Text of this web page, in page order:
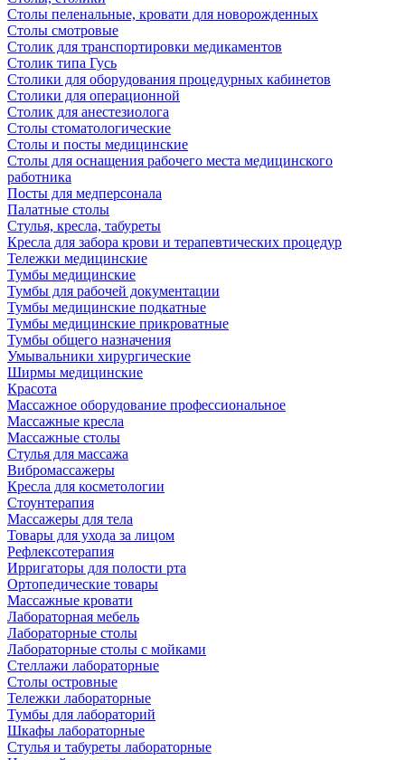
Столы пеленальные, кровати для новорожденных
Столы смотровые
Столик для транспортировки медикаментов
Столик типа Гусь
Столики для оборудования процедурных кабинетов
Столики для операционной
Столик для анестезиолога
Столы стоматологические
Столы и посты медицинские
Столы для оснащения рабочего места медицинского
работника
Посты для медперсонала
Палатные столы
Стулья, кресла, табуреты
Кресла для забора крови и терапевтических процедур
Тележки медицинские
Тумбы медицинские
Тумбы для рабочей документации
Тумбы медицинские подкатные
Тумбы медицинские прикроватные
Тумбы общего назначения
Умывальники хирургические
Ширмы медицинские
Красота
Массажное оборудование профессиональное
Массажные кресла
Массажные столы
Стулья для массажа
Вибромассажеры
Кресла для косметологии
Стоунтерапия
Массажеры для тела
Товары для ухода за лицом
Рефлексотерапия
Ирригаторы для полости рта
Ортопедические товары
Массажные кровати
Лабораторная мебель
Лабораторные столы
Лабораторные столы с мойками
Стеллажи лабораторные
Столы островные
Тележки лабораторные
Тумбы для лабораторий
Шкафы лабораторные
Стулья и табуреты лабораторные